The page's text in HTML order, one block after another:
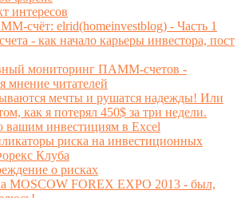
интересов
счёт: elrid(homeinvestblog) - Часть 1
- как начало карьеры инвестора, пост
мониторинг ПАММ-счетов -
мнение читателей
мечты и рушатся надежды! Или
как я потерял 450$ за три недели.
вашим инвестициям в Excel
риска на инвестиционных
Клуба
о рисках
MOSCOW FOREX EXPO 2013 - был,